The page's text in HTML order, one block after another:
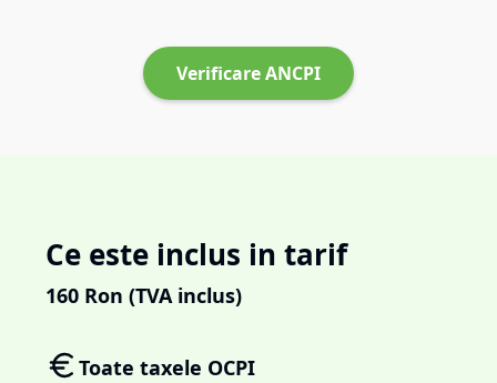
Verificare ANCPI
Ce este inclus in tarif
160 Ron (TVA inclus)
Toate taxele OCPI